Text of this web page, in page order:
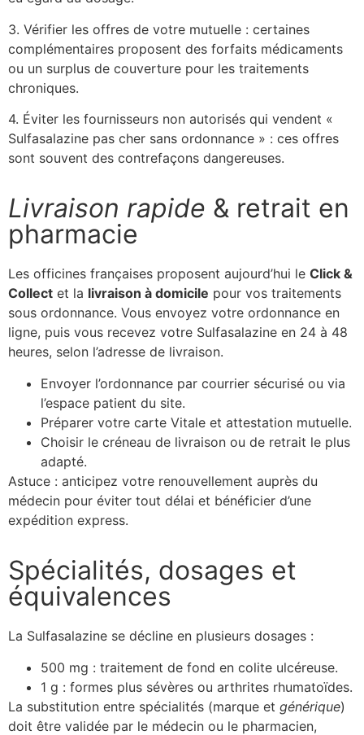
3. Vérifier les offres de votre mutuelle : certaines
complémentaires proposent des forfaits médicaments
ou un surplus de couverture pour les traitements
chroniques.
4. Éviter les fournisseurs non autorisés qui vendent «
Sulfasalazine pas cher sans ordonnance » : ces offres
sont souvent des contrefaçons dangereuses.
Livraison rapide & retrait en
pharmacie
Les officines françaises proposent aujourd’hui le Click &
Collect et la livraison à domicile pour vos traitements
sous ordonnance. Vous envoyez votre ordonnance en
ligne, puis vous recevez votre Sulfasalazine en 24 à 48
heures, selon l’adresse de livraison.
Envoyer l’ordonnance par courrier sécurisé ou via
l’espace patient du site.
Préparer votre carte Vitale et attestation mutuelle.
Choisir le créneau de livraison ou de retrait le plus
adapté.
Astuce : anticipez votre renouvellement auprès du
médecin pour éviter tout délai et bénéficier d’une
expédition express.
Spécialités, dosages et
équivalences
La Sulfasalazine se décline en plusieurs dosages :
500 mg : traitement de fond en colite ulcéreuse.
1 g : formes plus sévères ou arthrites rhumatoïdes.
La substitution entre spécialités (marque et générique)
doit être validée par le médecin ou le pharmacien,